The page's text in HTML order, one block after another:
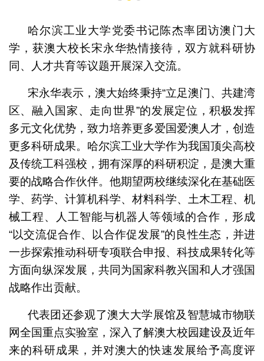
1 2 3
哈尔滨工业大学党委书记陈杰率团访澳门大
学，获澳大校长宋永华热情接待，双方就科研协
同、人才共育等议题开展深入交流。
宋永华表示，澳大始终秉持“立足澳门、共建湾
区、融入国家、走向世界”的发展定位，积极发挥
多元文化优势，致力培养更多爱国爱澳人才，创造
更多科研成果。哈尔滨工业大学作为我国顶尖高校
及传统工科强校，拥有深厚的科研积淀，是澳大重
要的战略合作伙伴。他期望两校继续深化在基础医
学、药学、计算机科学、材料科学、土木工程、机
械工程、人工智能与机器人等领域的合作，形成
“以交流促合作、以合作促发展”的良性生态，并进
一步探索推动科研专项联合申报、科技成果转化等
方面向纵深发展，共同为国家科教兴国和人才强国
战略作出贡献。
代表团还参观了澳大大学展馆及智慧城市物联
网全国重点实验室，深入了解澳大校园建设及近年
来的科研成果，并对澳大的快速发展给予高度评